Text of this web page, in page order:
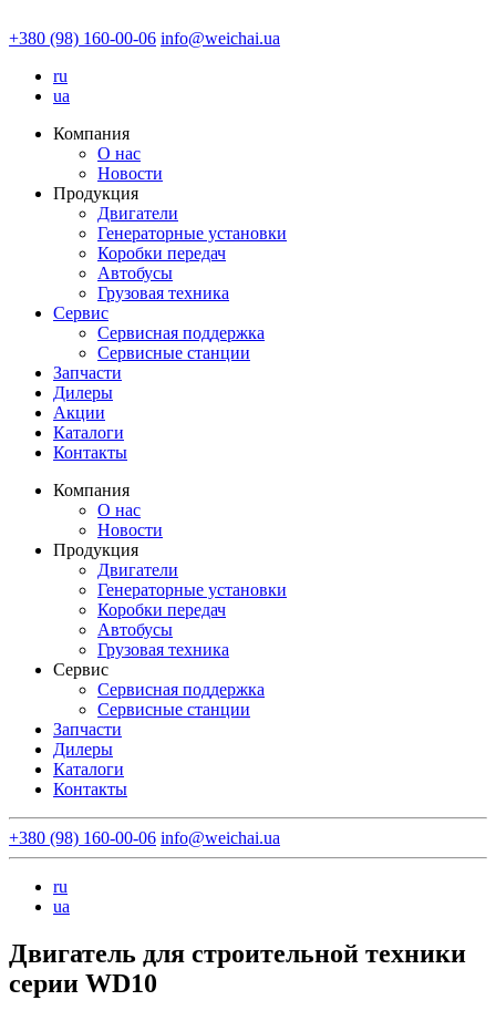
+380 (98) 160-00-06 info@weichai.ua
ru
ua
Компания
О нас
Новости
Продукция
Двигатели
Генераторные установки
Коробки передач
Автобусы
Грузовая техника
Сервис
Сервисная поддержка
Сервисные станции
Запчасти
Дилеры
Акции
Каталоги
Контакты
Компания
О нас
Новости
Продукция
Двигатели
Генераторные установки
Коробки передач
Автобусы
Грузовая техника
Сервис
Сервисная поддержка
Сервисные станции
Запчасти
Дилеры
Каталоги
Контакты
+380 (98) 160-00-06 info@weichai.ua
ru
ua
Двигатель для строительной техники
серии WD10